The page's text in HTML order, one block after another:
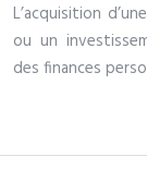
L’acquisition
ou un
des finances